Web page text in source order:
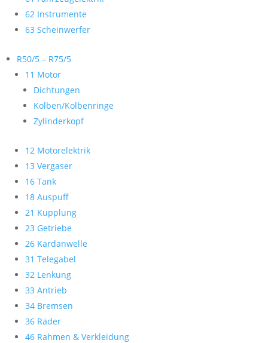
62 Instrumente
63 Scheinwerfer
R50/5 – R75/5
11 Motor
Dichtungen
Kolben/Kolbenringe
Zylinderkopf
12 Motorelektrik
13 Vergaser
16 Tank
18 Auspuff
21 Kupplung
23 Getriebe
26 Kardanwelle
31 Telegabel
32 Lenkung
33 Antrieb
34 Bremsen
36 Räder
46 Rahmen & Verkleidung